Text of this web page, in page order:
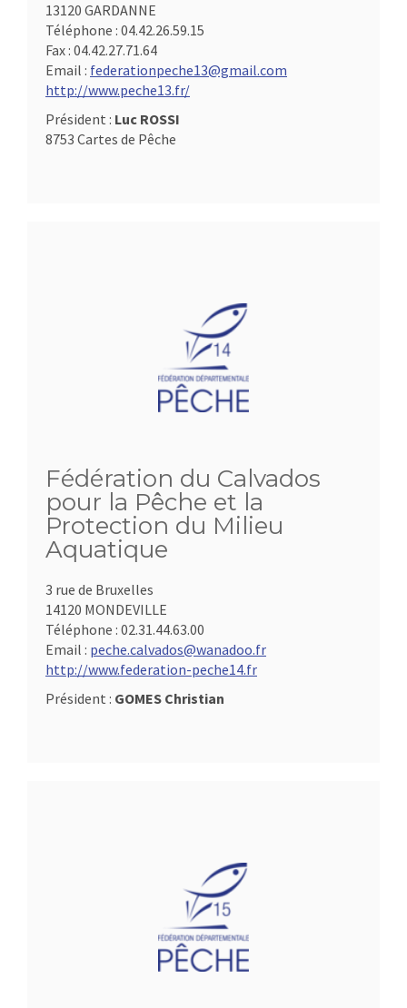
13120 GARDANNE
Téléphone : 04.42.26.59.15
Fax : 04.42.27.71.64
Email : federationpeche13@gmail.com
http://www.peche13.fr/
Président : Luc ROSSI
8753 Cartes de Pêche
Fédération du Calvados
pour la Pêche et la
Protection du Milieu
Aquatique
3 rue de Bruxelles
14120 MONDEVILLE
Téléphone : 02.31.44.63.00
Email : peche.calvados@wanadoo.fr
http://www.federation-peche14.fr
Président : GOMES Christian